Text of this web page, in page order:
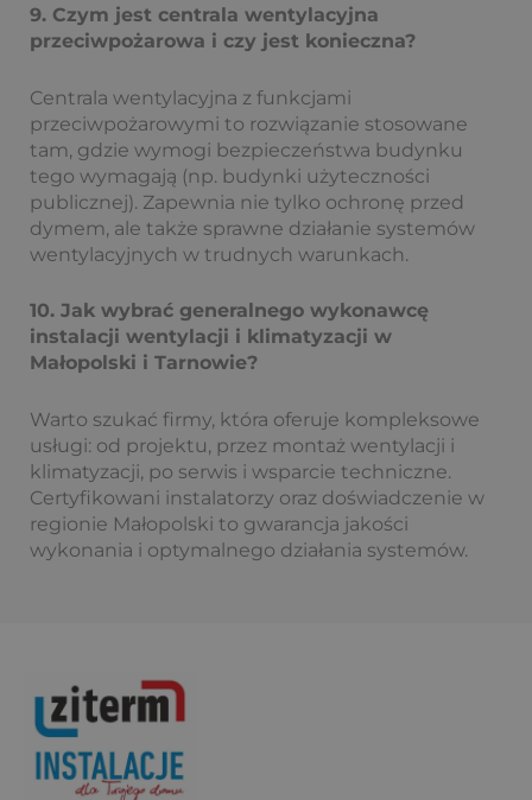
9. Czym jest centrala wentylacyjna
przeciwpożarowa i czy jest konieczna?
Centrala wentylacyjna z funkcjami
przeciwpożarowymi to rozwiązanie stosowane
tam, gdzie wymogi bezpieczeństwa budynku
tego wymagają (np. budynki użyteczności
publicznej). Zapewnia nie tylko ochronę przed
dymem, ale także sprawne działanie systemów
wentylacyjnych w trudnych warunkach.
10. Jak wybrać generalnego wykonawcę
instalacji wentylacji i klimatyzacji w
Małopolski i Tarnowie?
Warto szukać firmy, która oferuje kompleksowe
usługi: od projektu, przez montaż wentylacji i
klimatyzacji, po serwis i wsparcie techniczne.
Certyfikowani instalatorzy oraz doświadczenie w
regionie Małopolski to gwarancja jakości
wykonania i optymalnego działania systemów.